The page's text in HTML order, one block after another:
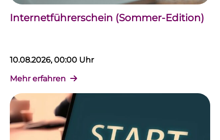
Internetführerschein (Sommer-Edition)
10.08.2026, 00:00 Uhr
Mehr erfahren